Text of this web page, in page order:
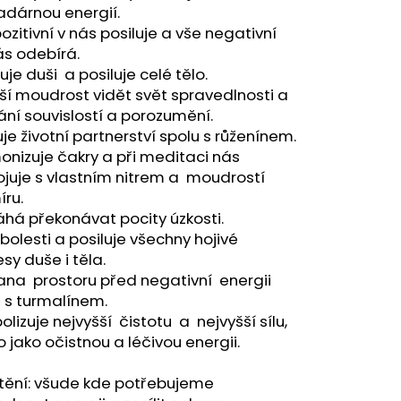
energií.
v nás posiluje a vše negativní
odebírá.
duši a posiluje celé tělo.
moudrost vidět svět spravedlnosti a
souvislostí a porozumění.
životní partnerství spolu s růženínem.
čakry a při meditaci nás
s vlastním nitrem a moudrostí
překonávat pocity úzkosti.
a posiluje všechny hojivé
duše i těla.
prostoru před negativní energii
s turmalínem.
nejvyšší čistotu a nejvyšší sílu,
jako očistnou a léčivou energii.
všude kde potřebujeme
- ZAHRA ARABIA -